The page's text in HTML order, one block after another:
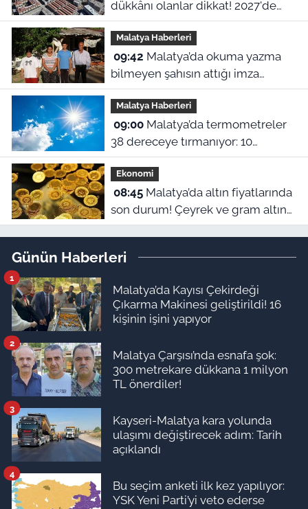
dükkânı olanlar dikkat! 2027'de
vergi yükü artabilir
Malatya Haberleri
09:42
bilmeyen şahısın attığı imza
hayatını kararttı: 44 dönümlük
arsasından ve evinden oldu
Malatya Haberleri
09:00Malatya’da termometreler
38 dereceye tırmanıyor: 10
Ağustos’ta ilçeler arasında 5
derecelik fark!
Ekonomi
08:45Malatya’da altın fiyatlarında
son durum! Çeyrek ve gram altın
kaç TL Oldu? (10 Ağustos güncel
Günün Haberleri
Malatya’da Kayısı Çekirdeği
Çıkarma Makinesi geliştirildi! 16
kişinin işini yapıyor
1
Malatya Çarşısı’nda esnafa şok:
300 metrekare dükkana 1 milyon
TL önerdiler!
2
Kayseri-Malatya kara yolunda
ulaşımı değiştirecek adım: Tarih
açıklandı
3
Bu seçim anketi ilk kez yapılıyor:
YSK Yeni Parti’yi veto ederse
4